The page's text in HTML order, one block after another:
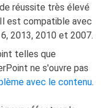
réussite très élevé
est compatible avec
2013, 2010 et 2007.
telles que
ne s'ouvre pas
avec le contenu.